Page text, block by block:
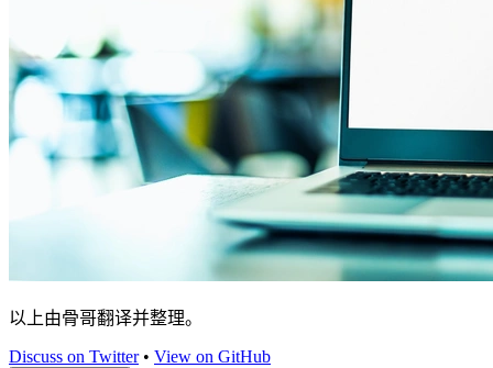
以上由骨哥翻译并整理。
Discuss on Twitter• View on GitHub